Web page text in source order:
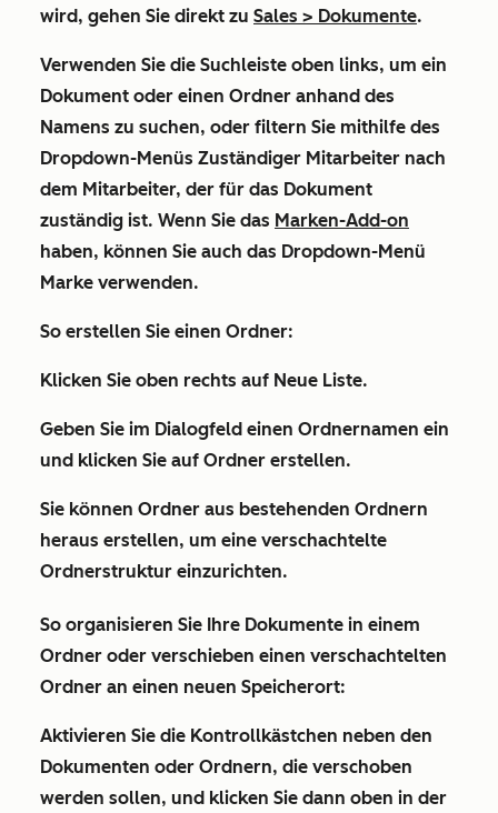
wird, gehen Sie direkt zu Sales > Dokumente.
Verwenden Sie die Suchleiste oben links, um ein
Dokument oder einen Ordner anhand des
Namens zu suchen, oder filtern Sie mithilfe des
Dropdown-Menüs Zuständiger Mitarbeiter nach
dem Mitarbeiter, der für das Dokument
zuständig ist. Wenn Sie das Marken-Add-on
haben, können Sie auch das Dropdown-Menü
Marke verwenden.
So erstellen Sie einen Ordner:
Klicken Sie oben rechts auf Neue Liste.
Geben Sie im Dialogfeld einen Ordnernamen ein
und klicken Sie auf Ordner erstellen.
Sie können Ordner aus bestehenden Ordnern
heraus erstellen, um eine verschachtelte
Ordnerstruktur einzurichten.
So organisieren Sie Ihre Dokumente in einem
Ordner oder verschieben einen verschachtelten
Ordner an einen neuen Speicherort:
Aktivieren Sie die Kontrollkästchen neben den
Dokumenten oder Ordnern, die verschoben
werden sollen, und klicken Sie dann oben in der